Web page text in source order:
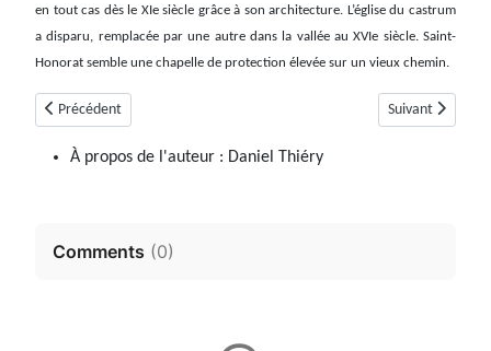
en tout cas dès le XIe siècle grâce à son architecture. L’église du castrum
a disparu, remplacée par une autre dans la vallée au XVIe siècle. Saint-
Honorat semble une chapelle de protection élevée sur un vieux chemin.
Article précédent : Valaloire
Précédent Article suivant :
Suivant
À propos de l'auteur : Daniel Thiéry
Comments (0)